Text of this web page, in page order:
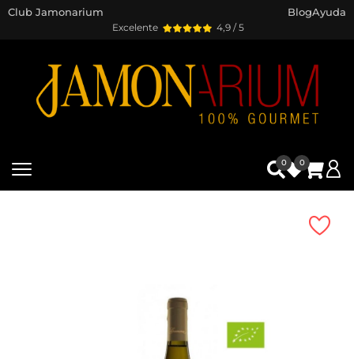
Excelente 4,9 / 5
Club Jamonarium BlogAyuda
0 0